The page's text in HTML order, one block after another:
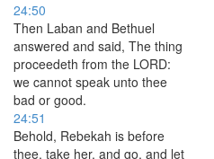
24:50
Then Laban and Bethuel
answered and said, The thing
proceedeth from the LORD:
we cannot speak unto thee
bad or good.
24:51
Behold, Rebekah is before
thee, take her, and go, and let